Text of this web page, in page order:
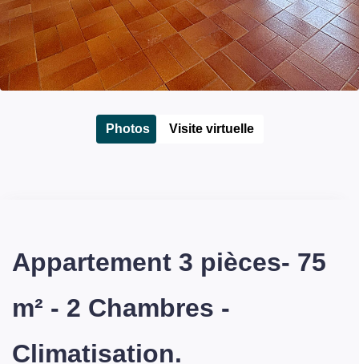
Photos Visite virtuelle
Appartement 3 pièces- 75
m² - 2 Chambres -
Climatisation.